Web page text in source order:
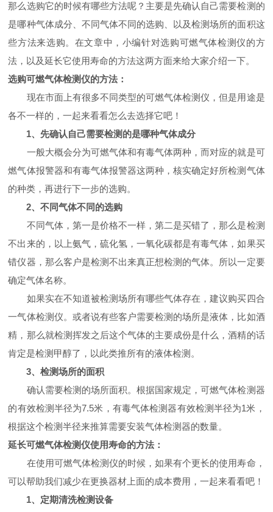
那么选购它的时候有哪些方法呢？主要是先确认自己需要检测的
是哪种气体成分、不同气体不同的选购、以及检测场所的面积这
些方法来选购。在文章中，小编针对选购可燃气体检测仪的方
法，以及延长它使用寿命的方法这两方面来给大家介绍一下。
选购可燃气体检测仪的方法：
现在市面上有很多不同类型的可燃气体检测仪，但是用途是
各不一样的，一起来看看怎么去选择它吧！
1、先确认自己需要检测的是哪种气体成分
一般大概会分为可燃气体和有毒气体两种，而对应的就是可
燃气体报警器和有毒气体报警器这两种，核实确定好所检测气体
的种类，再进行下一步的选购。
2、不同气体不同的选购
不同气体，第一是价格不一样，第二是买错了，那么是检测
不出来的，以上氨气，硫化氢，一氧化碳都是有毒气体，如果买
错仪器，那么客户是检测不出来真正想检测的气体。所以一定要
确定气体名称。
如果实在不知道被检测场所有哪些气体存在，建议购买四合
一气体检测仪。或者说有些客户需要检测的场所是液体，比如酒
精，那么就检测挥发之后这个气体的主要成份是什么，酒精的话
肯定是检测甲醇了，以此类推所有的液体检测。
3、检测场所的面积
确认需要检测的场所面积。根据国家规定，可燃气体检测器
的有效检测半径为7.5米，有毒气体检测器有效检测半径为1米，
根据这个检测半径来推算需要安装气体检测器的数量。
延长可燃气体检测仪使用寿命的方法：
在使用可燃气体检测仪的时候，如果有个更长的使用寿命，
可以帮助我们减少在更换器材上面的成本费用，一起来看看吧！
1、定期清洗检测设备